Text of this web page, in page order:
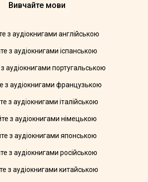
Вивчайте мови
з аудіокнигами англійською
з аудіокнигами іспанською
аудіокнигами португальською
з аудіокнигами французькою
з аудіокнигами італійською
з аудіокнигами німецькою
з аудіокнигами японською
з аудіокнигами російською
з аудіокнигами китайською